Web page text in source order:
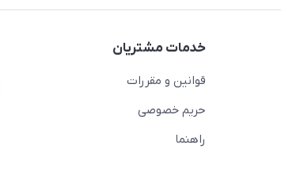
خدمات مشتریان
قوانین و مقررات
حریم خصوصی
راهنما